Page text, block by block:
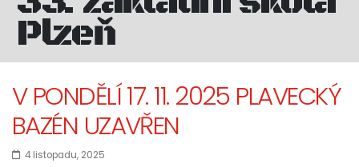
Plzeň
V PONDĚLÍ 17. 11. 2025 PLAVECKÝ
BAZÉN UZAVŘEN
4 listopadu, 2025